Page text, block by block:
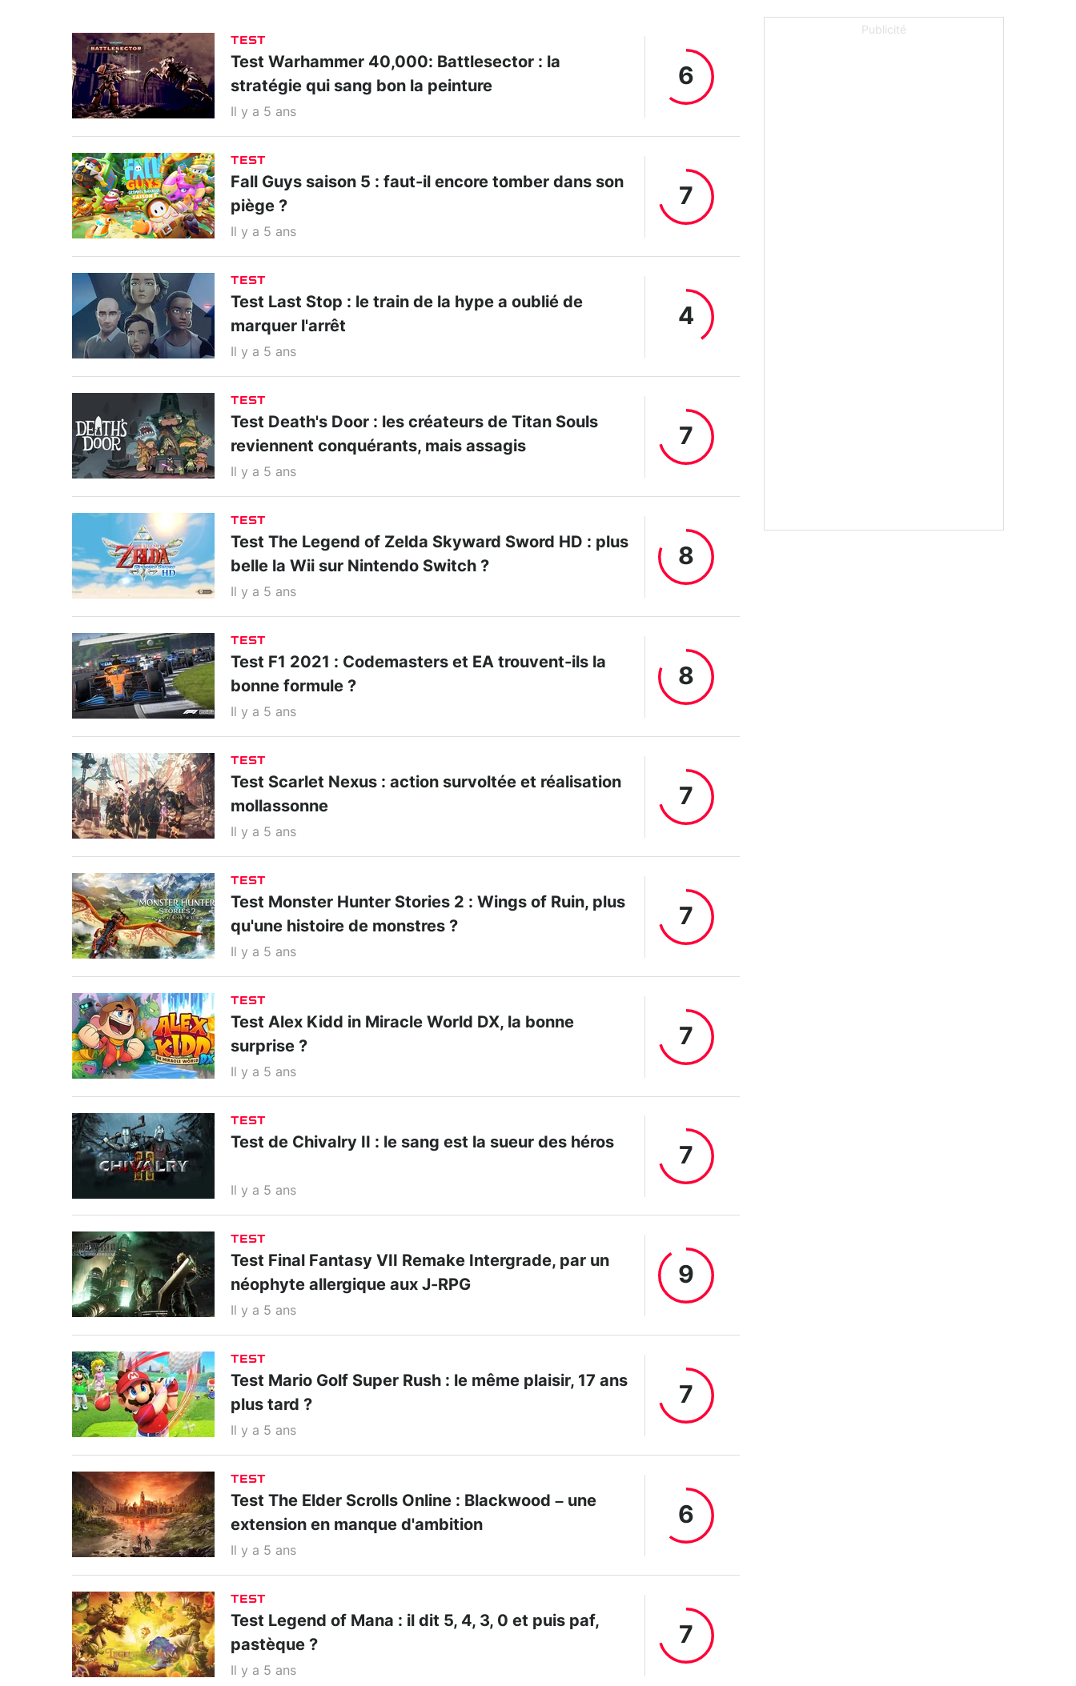
TEST
Test Warhammer 40,000: Battlesector : la
stratégie qui sang bon la peinture
Il y a 5 ans
6
TEST
Fall Guys saison 5 : faut-il encore tomber dans son
piège ?
Il y a 5 ans
7
TEST
Test Last Stop : le train de la hype a oublié de
marquer l'arrêt
Il y a 5 ans
4
TEST
Test Death's Door : les créateurs de Titan Souls
reviennent conquérants, mais assagis
Il y a 5 ans
7
TEST
Test The Legend of Zelda Skyward Sword HD : plus
belle la Wii sur Nintendo Switch ?
Il y a 5 ans
8
TEST
Test F1 2021 : Codemasters et EA trouvent-ils la
bonne formule ?
Il y a 5 ans
8
TEST
Test Scarlet Nexus : action survoltée et réalisation
mollassonne
Il y a 5 ans
7
TEST
Test Monster Hunter Stories 2 : Wings of Ruin, plus
qu'une histoire de monstres ?
Il y a 5 ans
7
TEST
Test Alex Kidd in Miracle World DX, la bonne
surprise ?
Il y a 5 ans
7
TEST
Test de Chivalry II : le sang est la sueur des héros
Il y a 5 ans
7
TEST
Test Final Fantasy VII Remake Intergrade, par un
néophyte allergique aux J-RPG
Il y a 5 ans
9
TEST
Test Mario Golf Super Rush : le même plaisir, 17 ans
plus tard ?
Il y a 5 ans
7
TEST
Test The Elder Scrolls Online : Blackwood – une
extension en manque d'ambition
Il y a 5 ans
6
TEST
Test Legend of Mana : il dit 5, 4, 3, 0 et puis paf,
pastèque ?
Il y a 5 ans
7
Publicité